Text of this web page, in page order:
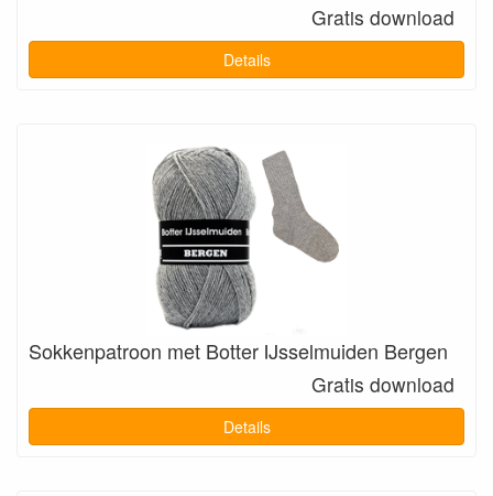
Gratis download
Details
Sokkenpatroon met Botter IJsselmuiden Bergen
Gratis download
Details